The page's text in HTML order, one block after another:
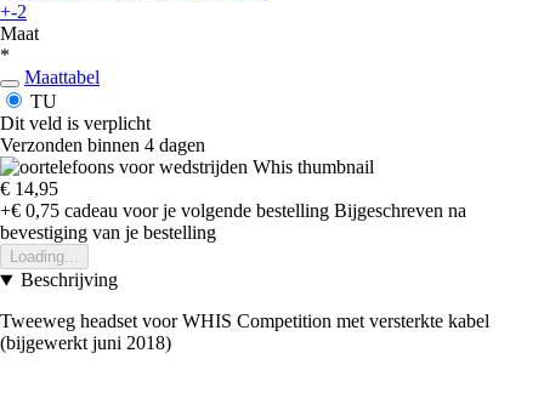
+-2
Maat
*
Maattabel
TU
Dit veld is verplicht
Verzonden binnen 4 dagen
€ 14,95
+€ 0,75 cadeau voor je volgende bestelling Bijgeschreven na
bevestiging van je bestelling
Loading...
Beschrijving
Tweeweg headset voor WHIS Competition met versterkte kabel
(bijgewerkt juni 2018)